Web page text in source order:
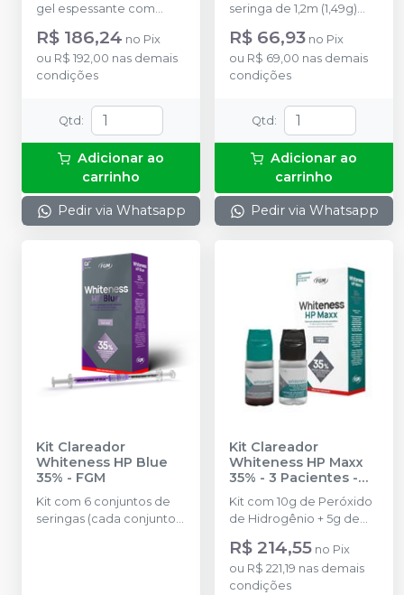
gel espessante com
0,4g; 06 Seringas de
Peróxido de Hidrogênio
com 1,3g; 01 Frasco de
Neutralizante com 10g; 01
gengival com 2,5g; 08
Ponteiras de aplicação;
01 Instrução de uso para
o profissional.
R$ 186,24 no Pix
ou R$ 192,00 nas demais
condições
Qtd :
Adicionar ao
carrinho
Pedir via Whatsapp
seringa de 1,2m (1,49g)
Opalescence Boost e 3
Black Mini Tip.
R$ 66,93 no Pix
ou R$ 69,00 nas demais
condições
Qtd :
Adicionar ao
carrinho
Pedir via Whatsapp
Kit Clareador
Whiteness HP Blue
35% - FGM
Kit com 6 conjuntos de
seringas (cada conjunto
Kit Clareador
Whiteness HP Maxx
35% - 3 Pacientes -
FGM
Kit com 10g de Peróxido
de Hidrogênio + 5g de
Neutralizante + Espátula +
Placa para preparo do
gel + Top dam Azul com
R$ 214,55 no Pix
ou R$ 221,19 nas demais
condições